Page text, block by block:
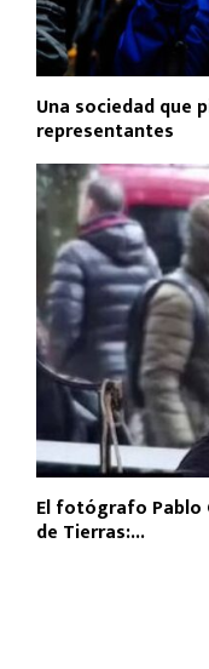
Una sociedad que
representantes
El fotógrafo Pablo
de Tierras:...